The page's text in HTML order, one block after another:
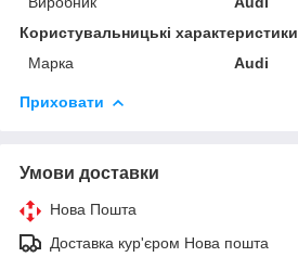
Користувальницькі характеристики
Марка
Audi
Приховати
Умови доставки
Нова Пошта
Доставка кур'єром Нова пошта